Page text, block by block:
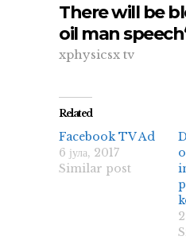
There will be
oil man
xphysicsx tv
Related
Facebook TV Ad
6 јула, 2017
Similar post